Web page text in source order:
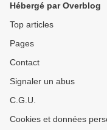
Hébergé par Overblog
Top articles
Pages
Contact
Signaler un abus
C.G.U.
Cookies et données